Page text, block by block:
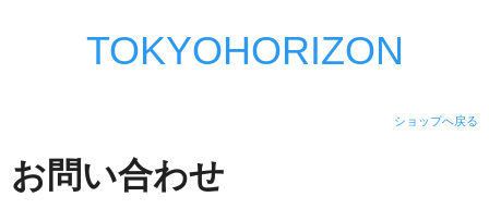
TOKYOHORIZON
ショップへ戻る
お問い合わせ